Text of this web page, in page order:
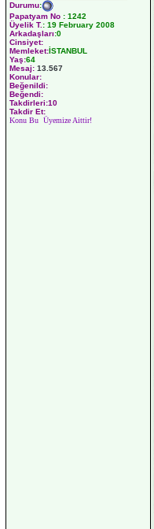
Durumu:
Papatyam No : 1242
Üyelik T. : 19 February 2008
Arkadaşları:0
Cinsiyet:
Memleket:İSTANBUL
Yaş:64
Mesaj: 13.567
Konular:
Beğenildi:
Beğendi:
Takdirleri:10
Takdir Et:
Konu Bu Üyemize Aittir!